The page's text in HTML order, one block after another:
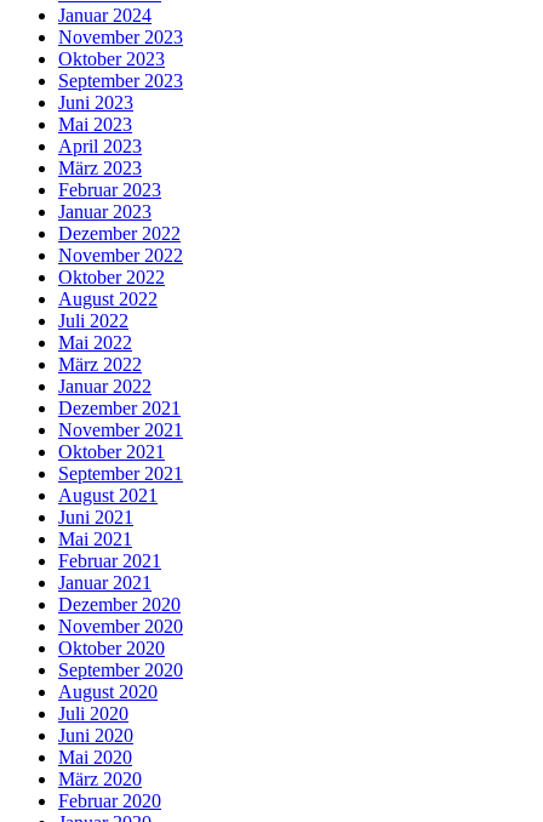
Januar 2024
November 2023
Oktober 2023
September 2023
Juni 2023
Mai 2023
April 2023
März 2023
Februar 2023
Januar 2023
Dezember 2022
November 2022
Oktober 2022
August 2022
Juli 2022
Mai 2022
März 2022
Januar 2022
Dezember 2021
November 2021
Oktober 2021
September 2021
August 2021
Juni 2021
Mai 2021
Februar 2021
Januar 2021
Dezember 2020
November 2020
Oktober 2020
September 2020
August 2020
Juli 2020
Juni 2020
Mai 2020
März 2020
Februar 2020